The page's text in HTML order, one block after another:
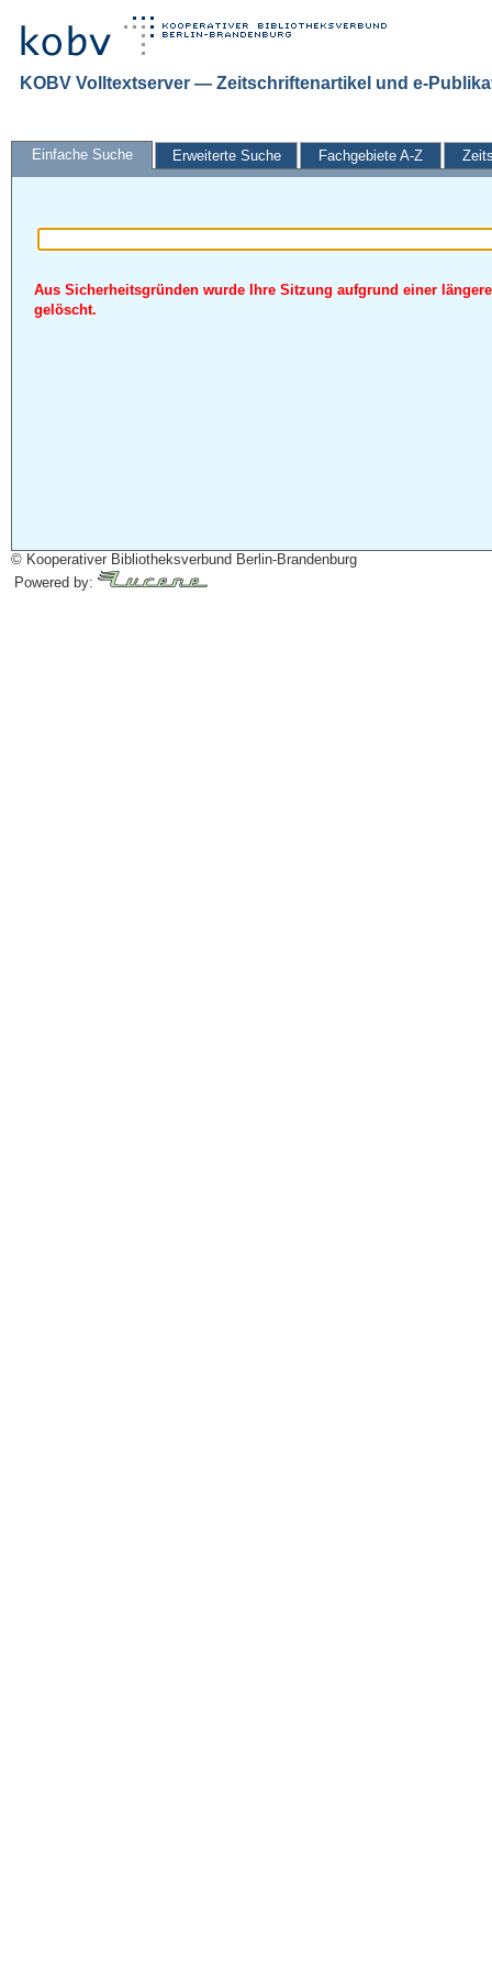
KOBV Volltextserver — Zeitschriftenartikel und e-
Einfache Suche Erweiterte Suche Fachgebiete A-Z
Aus Sicherheitsgründen wurde Ihre Sitzung aufgrund einer
gelöscht.
© Kooperativer Bibliotheksverbund Berlin-Brandenburg
Powered by: